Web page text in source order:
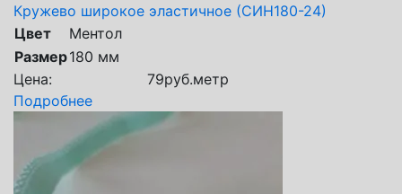
Кружево широкое эластичное (СИН180-24)
Цвет
Ментол
Размер180 мм
Цена:
79руб.метр
Подробнее